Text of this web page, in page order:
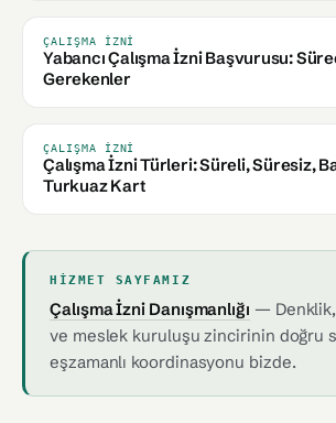
ÇALIŞMA İZNI
Yabancı Çalışma İzni Başvurusu:
Gerekenler
ÇALIŞMA İZNI
Çalışma İzni Türleri: Süreli, Süresiz,
Turkuaz Kart
HIZMET SAYFAMIZ
Çalışma İzni Danışmanlığı — Denklik,
ve meslek kuruluşu zincirinin doğru
eşzamanlı koordinasyonu bizde.